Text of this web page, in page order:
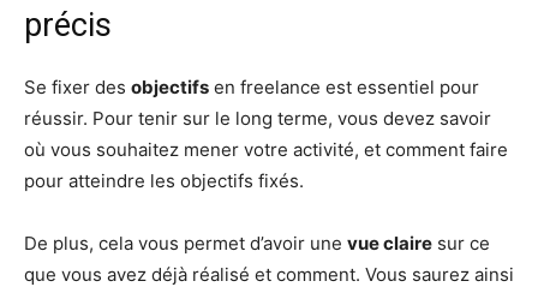
précis
Se fixer des objectifs en freelance est essentiel pour
réussir. Pour tenir sur le long terme, vous devez savoir
où vous souhaitez mener votre activité, et comment faire
pour atteindre les objectifs fixés.
De plus, cela vous permet d’avoir une vue claire sur ce
que vous avez déjà réalisé et comment. Vous saurez ainsi